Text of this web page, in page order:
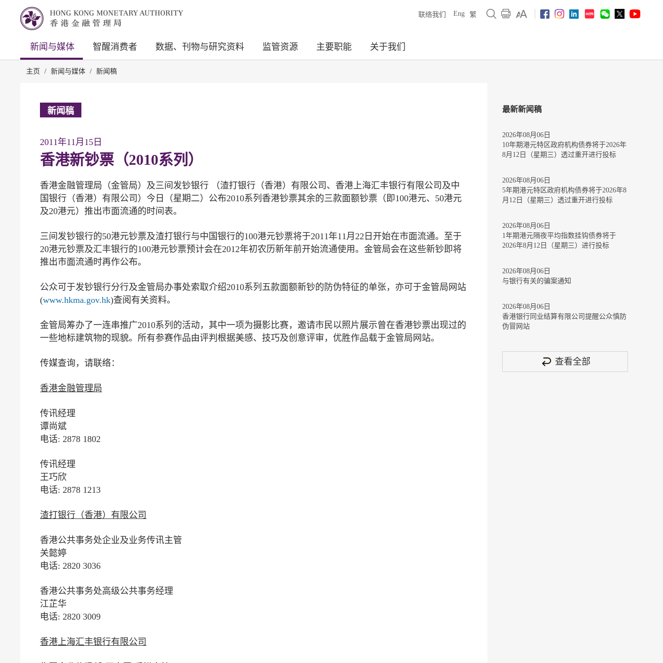
联络我们 Eng 繁
新闻与媒体 智醒消费者 数据、刊物与研究资料 监管资源 主要职能 关于我们
主页 / 新闻与媒体 / 新闻稿
新闻稿
2011年11月15日
香港新钞票（2010系列）
香港金融管理局（金管局）及三间发钞银行 （渣打银行（香港）有限公司、香港上海汇丰银行有限公司及中
国银行（香港）有限公司）今日（星期二）公布2010系列香港钞票其余的三款面额钞票（即100港元、50港元
及20港元）推出市面流通的时间表。
三间发钞银行的50港元钞票及渣打银行与中国银行的100港元钞票将于2011年11月22日开始在市面流通。至于
20港元钞票及汇丰银行的100港元钞票预计会在2012年初农历新年前开始流通使用。金管局会在这些新钞即将
推出市面流通时再作公布。
公众可于发钞银行分行及金管局办事处索取介绍2010系列五款面额新钞的防伪特征的单张，亦可于金管局网站
(www.hkma.gov.hk)查阅有关资料。
金管局筹办了一连串推广2010系列的活动，其中一项为摄影比赛，邀请市民以照片展示曾在香港钞票出现过的
一些地标建筑物的现貌。所有参赛作品由评判根据美感、技巧及创意评审，优胜作品载于金管局网站。
传媒查询，请联络：
香港金融管理局
传讯经理
谭尚斌
电话: 2878 1802
传讯经理
王巧欣
电话: 2878 1213
渣打银行（香港）有限公司
香港公共事务处企业及业务传讯主管
关懿婷
电话: 2820 3036
香港公共事务处高级公共事务经理
江芷华
电话: 2820 3009
香港上海汇丰银行有限公司
最新新闻稿
2026年08月06日
10年期港元特区政府机构债券将于2026年
8月12日（星期三）透过重开进行投标
2026年08月06日
5年期港元特区政府机构债券将于2026年8
月12日（星期三）透过重开进行投标
2026年08月06日
1年期港元隔夜平均指数挂钩债券将于
2026年8月12日（星期三）进行投标
2026年08月06日
与银行有关的骗案通知
2026年08月06日
香港银行同业结算有限公司提醒公众慎防
伪冒网站
查看全部